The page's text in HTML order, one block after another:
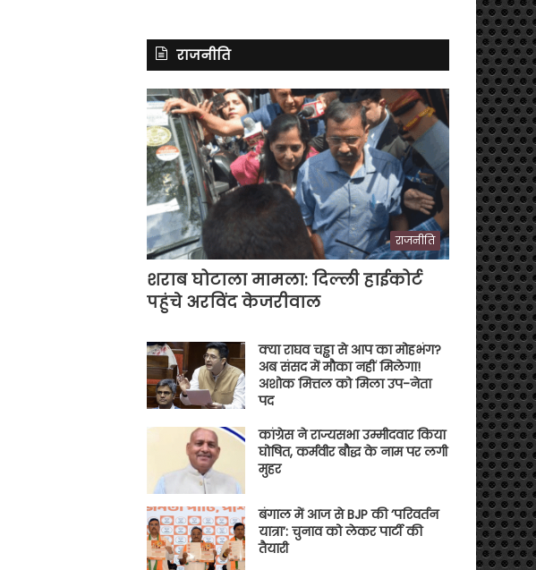
राजनीति
राजनीति
शराब घोटाला मामला: दिल्ली हाईकोर्ट
पहुंचे अरविंद केजरीवाल
क्या राघव चड्ढा से आप का मोहभंग?
अब संसद में मौका नहीं मिलेगा!
अशोक मित्तल को मिला उप-नेता
पद
कांग्रेस ने राज्यसभा उम्मीदवार किया
घोषित, कर्मवीर बौद्ध के नाम पर लगी
मुहर
बंगाल में आज से BJP की ‘परिवर्तन
यात्रा’: चुनाव को लेकर पार्टी की
तैयारी